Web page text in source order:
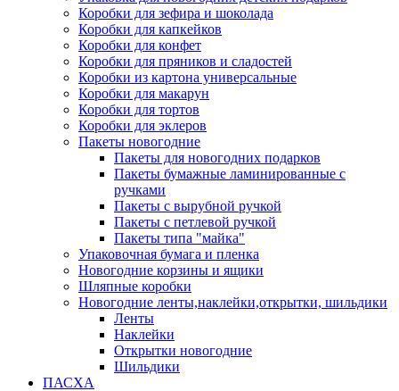
Коробки для зефира и шоколада
Коробки для капкейков
Коробки для конфет
Коробки для пряников и сладостей
Коробки из картона универсальные
Коробки для макарун
Коробки для тортов
Коробки для эклеров
Пакеты новогодние
Пакеты для новогодних подарков
Пакеты бумажные ламинированные с
ручками
Пакеты с вырубной ручкой
Пакеты с петлевой ручкой
Пакеты типа "майка"
Упаковочная бумага и пленка
Новогодние корзины и ящики
Шляпные коробки
Новогодние ленты,наклейки,открытки, шильдики
Ленты
Наклейки
Открытки новогодние
Шильдики
ПАСХА